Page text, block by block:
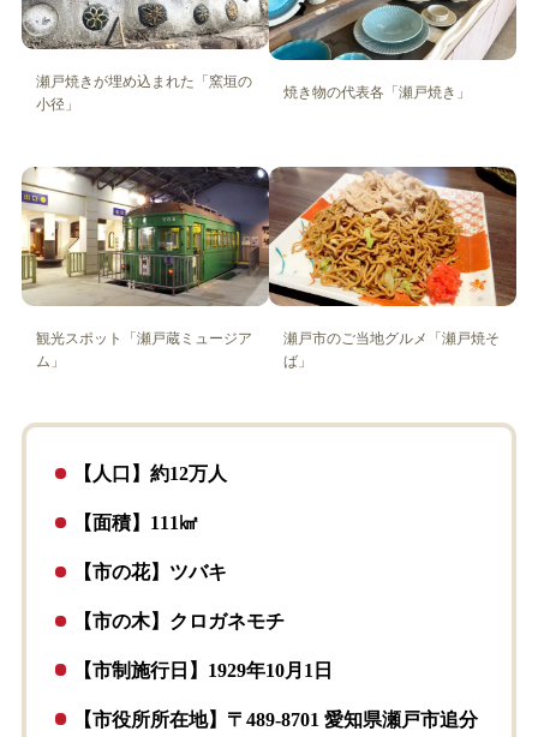
瀬戸焼きが埋め込まれた「窯垣の
小径」
焼き物の代表各「瀬戸焼き」
観光スポット「瀬戸蔵ミュージア
ム」
瀬戸市のご当地グルメ「瀬戸焼そ
ば」
【人口】約12万人
【面積】111㎢
【市の花】ツバキ
【市の木】クロガネモチ
【市制施行日】1929年10月1日
【市役所所在地】〒489-8701 愛知県瀬戸市追分